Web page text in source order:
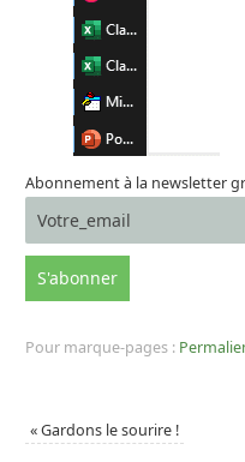
Abonnement à la newsletter
Pour marque-pages :
«Gardons le sourire !